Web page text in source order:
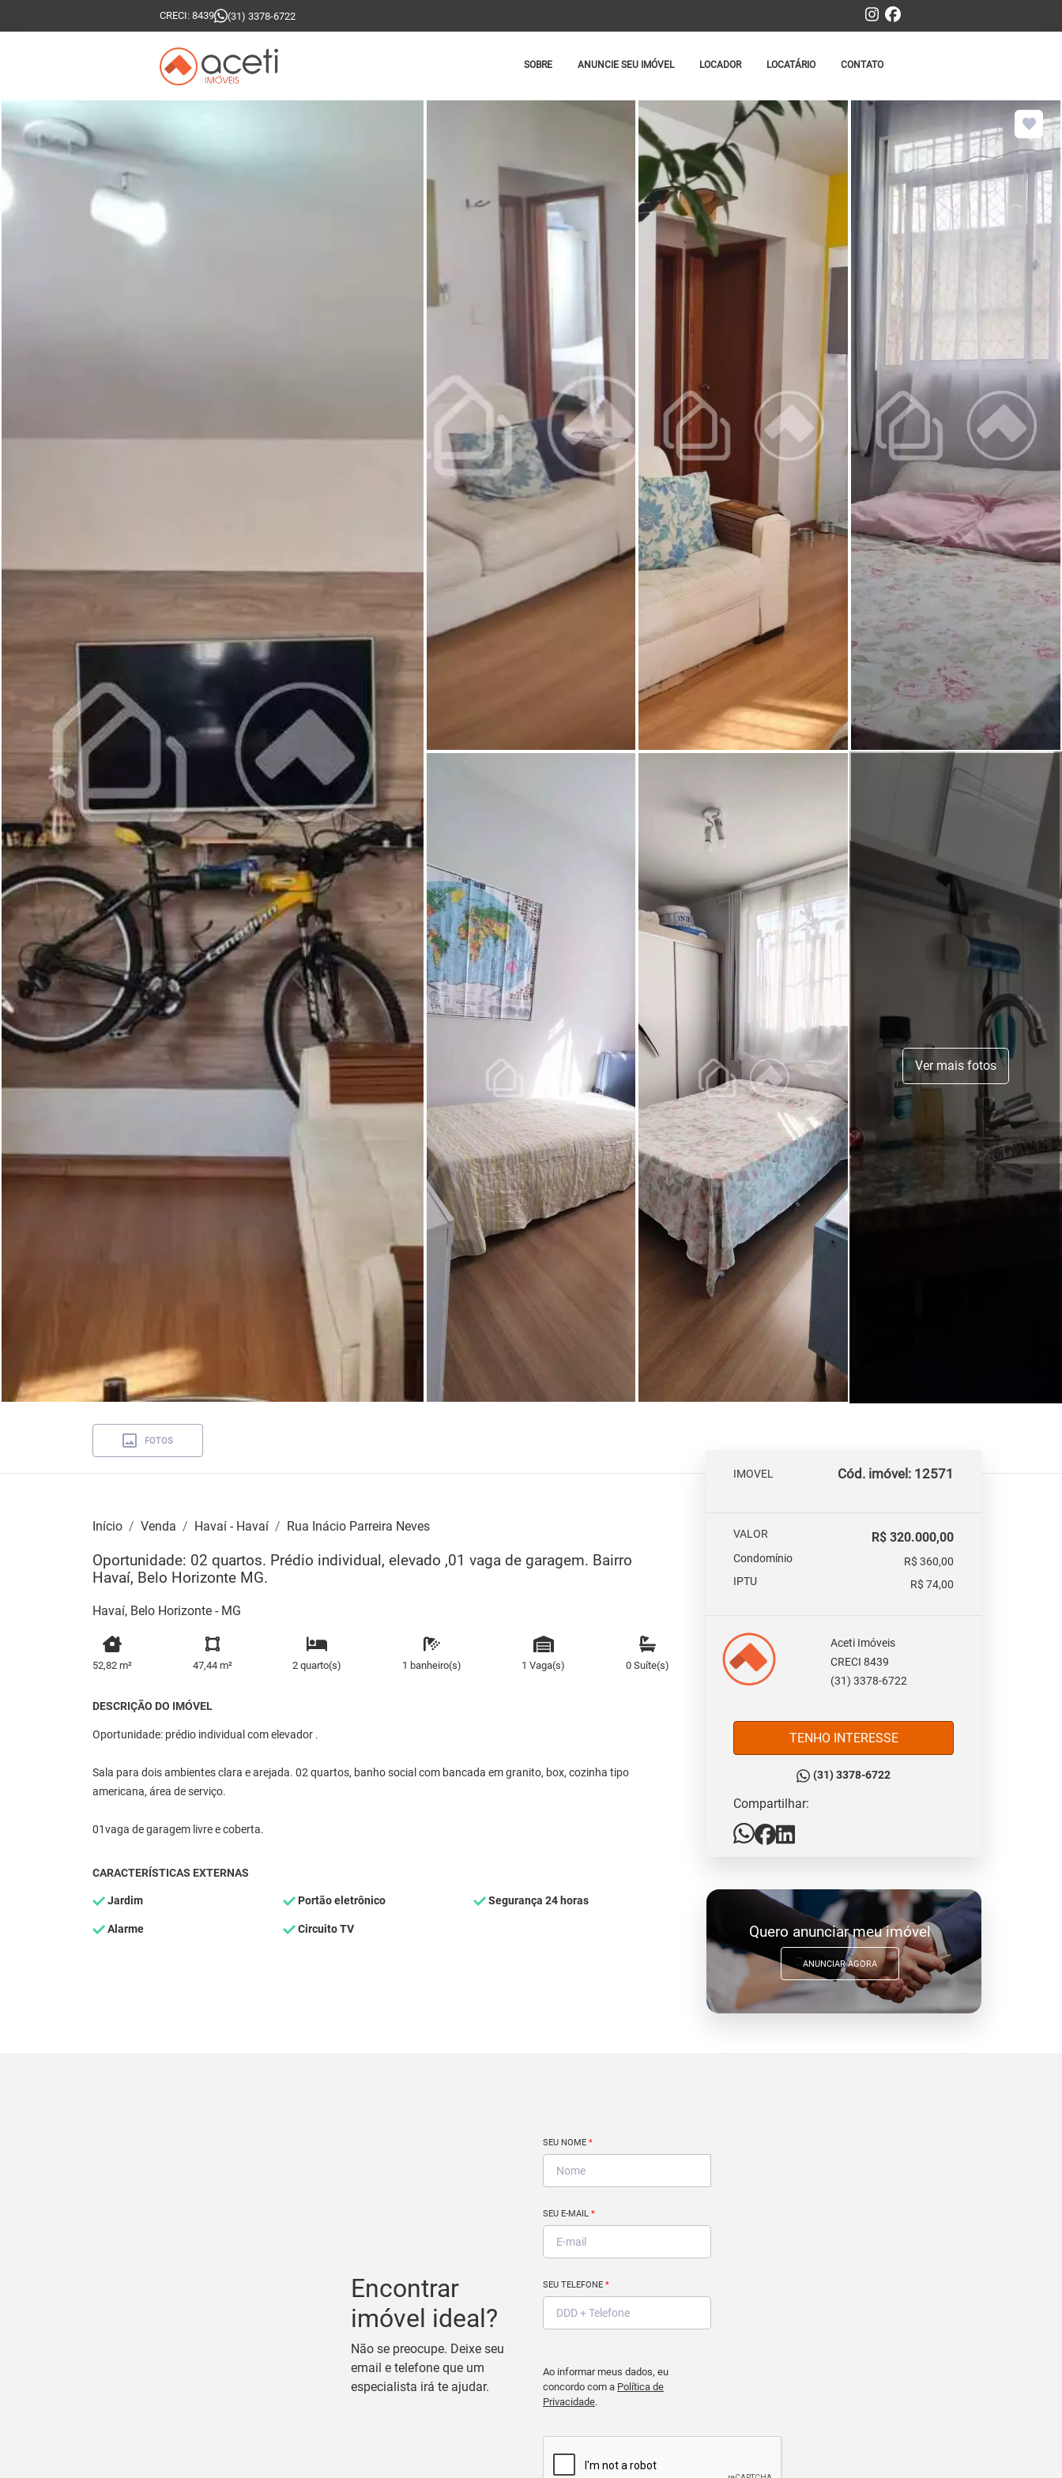
CRECI: 8439 (31) 3378-6722
SOBRE ANUNCIE SEU IMÓVEL LOCADOR LOCATÁRIO CONTATO
Ver mais fotos
FOTOS
Início Venda Havaí - Havaí Rua Inácio Parreira Neves
Oportunidade: 02 quartos. Prédio individual, elevado ,01 vaga de garagem. Bairro
Havaí, Belo Horizonte MG.
Havaí, Belo Horizonte - MG
52,82 m² 47,44 m² 2 quarto(s) 1 banheiro(s) 1 Vaga(s) 0 Suíte(s)
DESCRIÇÃO DO IMÓVEL
Oportunidade: prédio individual com elevador .
Sala para dois ambientes clara e arejada. 02 quartos, banho social com bancada em granito, box, cozinha tipo
americana, área de serviço.
01vaga de garagem livre e coberta.
CARACTERÍSTICAS EXTERNAS
Jardim Portão eletrônico Segurança 24 horas
Alarme Circuito TV
IMOVEL Cód. imóvel: 12571
VALOR R$ 320.000,00
Condomínio
R$ 360,00
IPTU
R$ 74,00
Aceti Imóveis
CRECI 8439
(31) 3378-6722
TENHO INTERESSE
(31) 3378-6722
Compartilhar:
Quero anunciar meu imóvel
ANUNCIAR AGORA
Encontrar
imóvel ideal?
Não se preocupe. Deixe seu
email e telefone que um
especialista irá te ajudar.
SEU NOME *
SEU E-MAIL *
SEU TELEFONE *
Ao informar meus dados, eu
concordo com a Política de
Privacidade.